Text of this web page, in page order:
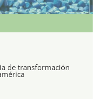
de transformación